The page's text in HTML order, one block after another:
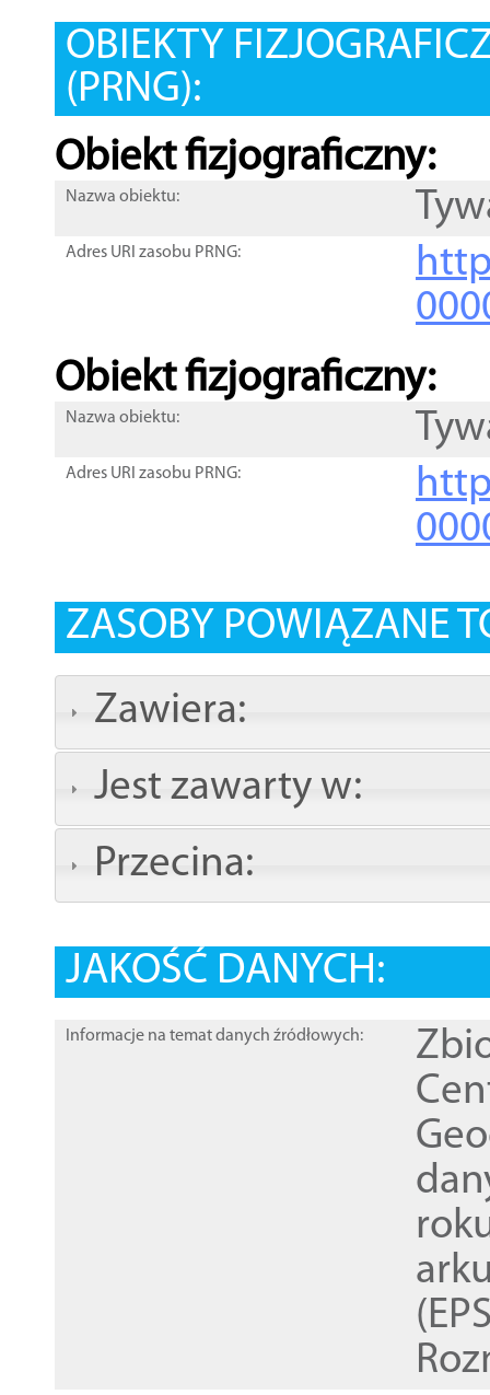
OBIEKTY
(PRNG):
Obiekt fizjograficzny:
Nazwa obiektu:
Adres URI zasobu PRNG:
Obiekt fizjograficzny:
Nazwa obiektu:
Adres URI zasobu PRNG:
ZASOBY POWIĄZANE
Zawiera:
Jest zawarty w:
Przecina:
JAKOŚĆ DANYCH:
Informacje na temat danych źródłowych: